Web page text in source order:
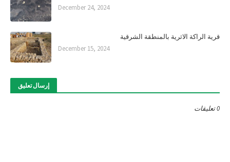
December 24, 2024
قرية الراكة الاثرية بالمنطقة الشرقية
December 15, 2024
إرسال تعليق
0 تعليقات